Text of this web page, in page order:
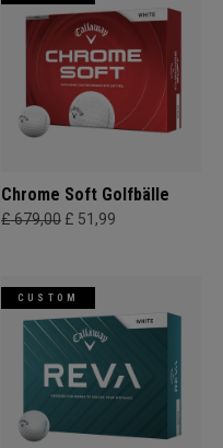
Chrome Soft Golfbälle
£ 679,00 £ 51,99
CUSTOM